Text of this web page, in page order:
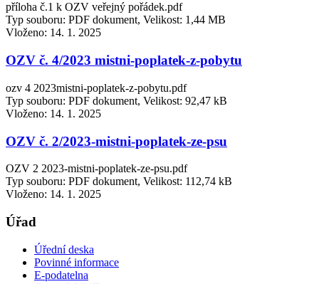
příloha č.1 k OZV veřejný pořádek.pdf
Typ souboru: PDF dokument, Velikost: 1,44 MB
Vloženo: 14. 1. 2025
OZV č. 4/2023 mistni-poplatek-z-pobytu
ozv 4 2023mistni-poplatek-z-pobytu.pdf
Typ souboru: PDF dokument, Velikost: 92,47 kB
Vloženo: 14. 1. 2025
OZV č. 2/2023-mistni-poplatek-ze-psu
OZV 2 2023-mistni-poplatek-ze-psu.pdf
Typ souboru: PDF dokument, Velikost: 112,74 kB
Vloženo: 14. 1. 2025
Úřad
Úřední deska
Povinné informace
E-podatelna